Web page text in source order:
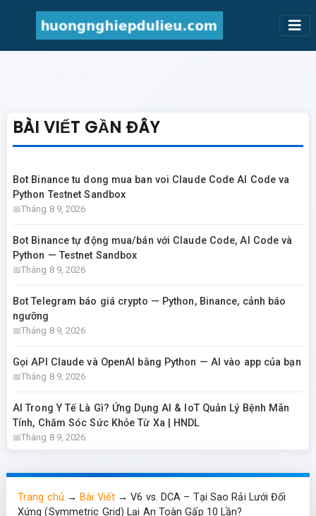
BÀI VIẾT GẦN ĐÂY
Bot Binance tu dong mua ban voi Claude Code AI Code va
Python Testnet Sandbox
Tháng 8 9, 2026
Bot Binance tự động mua/bán với Claude Code, AI Code và
Python — Testnet Sandbox
Tháng 8 9, 2026
Bot Telegram báo giá crypto — Python, Binance, cảnh báo
ngưỡng
Tháng 8 9, 2026
Gọi API Claude và OpenAI bằng Python — AI vào app của bạn
Tháng 8 9, 2026
AI Trong Y Tế Là Gì? Ứng Dụng AI & IoT Quản Lý Bệnh Mãn
Tính, Chăm Sóc Sức Khỏe Từ Xa | HNDL
Tháng 8 9, 2026
Trang chủ →Bài Viết→V6 vs. DCA – Tại Sao Rải Lưới Đối
Xứng (Symmetric Grid) Lại An Toàn Gấp 10 Lần?